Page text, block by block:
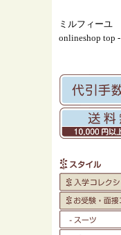
ミルフィーユ
onlineshop top -